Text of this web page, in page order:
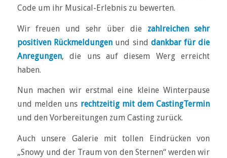
Code um ihr Musical-Erlebnis zu bewerten.
Wir freuen und sehr über die zahlreichen sehr
positiven Rückmeldungenund sind dankbar für die
Anregungen, die uns auf diesem Werg erreicht
haben.
Nun machen wir erstmal eine kleine Winterpause
und melden uns rechtzeitig mit dem CastingTermin
und den Vorbereitungen zum Casting zurück.
Auch unsere Galerie mit tollen Eindrücken von
„Snowy und der Traum von den Sternen“ werden wir